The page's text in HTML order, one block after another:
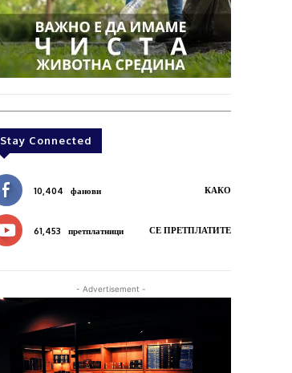
Stay Connected
10,404 фанови КАКО
61,453 претплатници СЕ ПРЕТПЛАТИТЕ
- Advertisement -